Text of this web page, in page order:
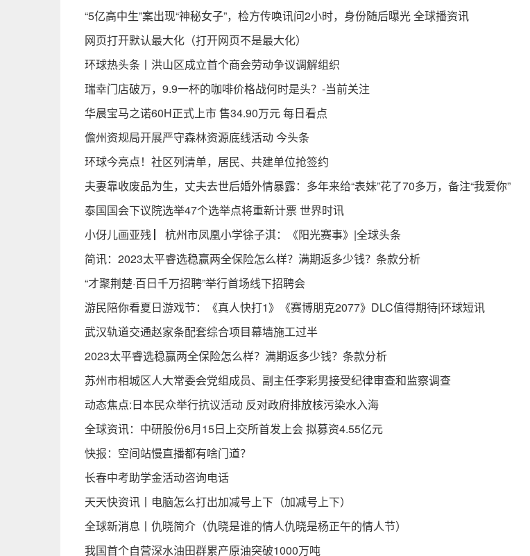
“5亿高中生”案出现“神秘女子”，检方传唤讯问2小时，身份随后曝光 全球播资讯
网页打开默认最大化（打开网页不是最大化）
环球热头条丨洪山区成立首个商会劳动争议调解组织
瑞幸门店破万，9.9一杯的咖啡价格战何时是头？-当前关注
华晨宝马之诺60H正式上市 售34.90万元 每日看点
儋州资规局开展严守森林资源底线活动 今头条
环球今亮点！社区列清单，居民、共建单位抢签约
夫妻靠收废品为生，丈夫去世后婚外情暴露：多年来给“表妹”花了70多万，备注“我爱你”
泰国国会下议院选举47个选举点将重新计票 世界时讯
小伢儿画亚残 ▏杭州市凤凰小学徐子淇：《阳光赛事》|全球头条
简讯：2023太平睿选稳赢两全保险怎么样？满期返多少钱？条款分析
“才聚荆楚·百日千万招聘”举行首场线下招聘会
游民陪你看夏日游戏节：《真人快打1》《赛博朋克2077》DLC值得期待|环球短讯
武汉轨道交通赵家条配套综合项目幕墙施工过半
2023太平睿选稳赢两全保险怎么样？满期返多少钱？条款分析
苏州市相城区人大常委会党组成员、副主任李彩男接受纪律审查和监察调查
动态焦点:日本民众举行抗议活动 反对政府排放核污染水入海
全球资讯：中研股份6月15日上交所首发上会 拟募资4.55亿元
快报：空间站慢直播都有啥门道？
长春中考助学金活动咨询电话
天天快资讯丨电脑怎么打出加减号上下（加减号上下）
全球新消息丨仇晓简介（仇晓是谁的情人仇晓是杨正午的情人节）
我国首个自营深水油田群累产原油突破1000万吨